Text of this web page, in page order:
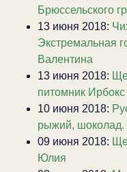
Брюссельского
13 июня 2018:
Экстремальная
Валентина
13 июня 2018:
питомник Ирбокс
10 июня 2018:
рыжий, шоколад.
09 июня 2018:
Юлия